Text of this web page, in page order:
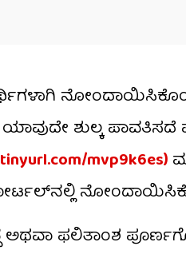
ಶುಲ್ಕ
mvp9k6es)
ಅಥವಾ ಫಲಿತಾಂಶ